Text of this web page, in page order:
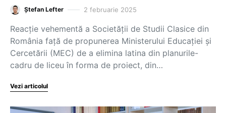
Ștefan Lefter 2 februarie 2025
Reacție vehementă a Societății de Studii Clasice din
România față de propunerea Ministerului Educației și
Cercetării (MEC) de a elimina latina din planurile-
cadru de liceu în forma de proiect, din…
Vezi articolul